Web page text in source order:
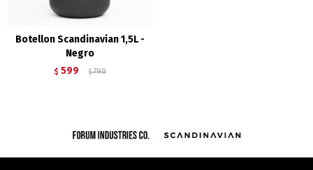
Botellon Scandinavian 1,5L -
Negro
$ 599 $ 790